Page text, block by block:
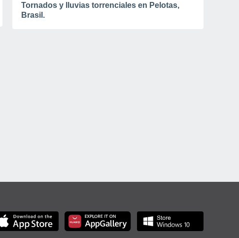
Tornados y lluvias torrenciales en Pelotas,
Brasil.